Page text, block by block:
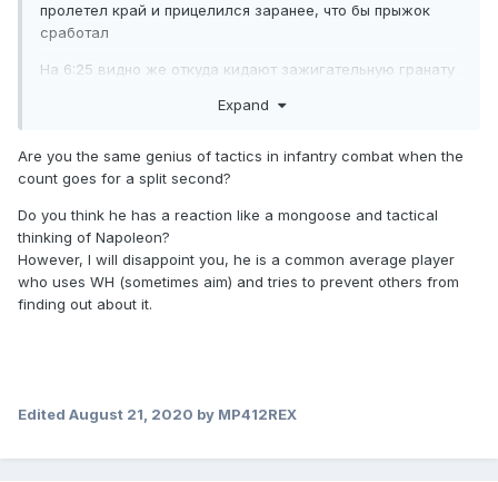
пролетел край и прицелился заранее, что бы прыжок
сработал
На 6:25 видно же откуда кидают зажигательную гранату
что прицел при выхода из-за угла не смотрит точно на
противника, а на метра полтора праве
На 12:37 тоже ZouZouz Jump и снова не пролетел угол.
Так же при выходе из-за угла прицел совсем не смотрит
в сторону противника
На 12:48 видно куда противник побежал, человек из
отряда на котором он реснулся его не встретил, а значит
Expand
Are you the same genius of tactics in infantry combat when the
count goes for a split second?
Do you think he has a reaction like a mongoose and tactical
thinking of Napoleon?
However, I will disappoint you, he is a common average player
who uses WH (sometimes aim) and tries to prevent others from
finding out about it.
Edited August 21, 2020 by MP412REX